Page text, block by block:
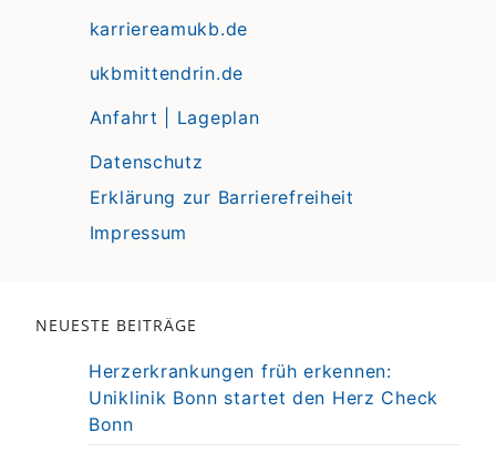
karriereamukb.de
ukbmittendrin.de
Anfahrt | Lageplan
Datenschutz
Erklärung zur Barrierefreiheit
Impressum
NEUESTE BEITRÄGE
Herzerkrankungen früh erkennen:
Uniklinik Bonn startet den Herz Check
Bonn